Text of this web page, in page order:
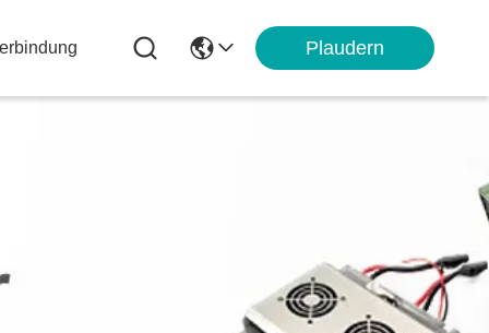
Plaudern